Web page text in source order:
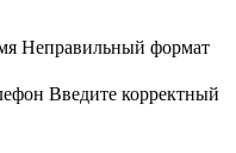
Неправильный формат
Введите корректный